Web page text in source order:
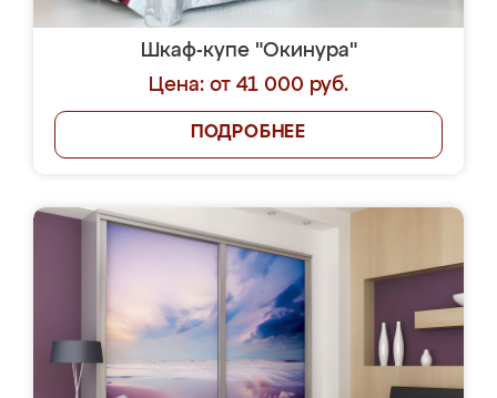
Шкаф-купе "Окинура"
Цена: от 41 000 руб.
ПОДРОБНЕЕ